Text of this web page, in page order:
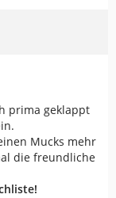
prima geklappt
Mucks mehr
die freundliche